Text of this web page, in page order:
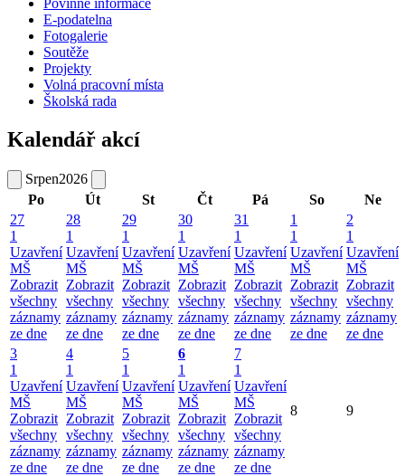
Povinné informace
E-podatelna
Fotogalerie
Soutěže
Projekty
Volná pracovní místa
Školská rada
Kalendář akcí
Srpen2026
Po
Út St Čt Pá So
Ne
27
1
Uzavření
MŠ
Zobrazit
všechny
záznamy
ze dne
28
1
Uzavření
MŠ
Zobrazit
všechny
záznamy
ze dne
29
1
Uzavření
MŠ
Zobrazit
všechny
záznamy
ze dne
30
1
Uzavření
MŠ
Zobrazit
všechny
záznamy
ze dne
31
1
Uzavření
MŠ
Zobrazit
všechny
záznamy
ze dne
1
1
Uzavření
MŠ
Zobrazit
všechny
záznamy
ze dne
2
1
Uzavření
MŠ
Zobrazit
všechny
záznamy
ze dne
3
1
Uzavření
MŠ
Zobrazit
všechny
záznamy
ze dne
4
1
Uzavření
MŠ
Zobrazit
všechny
záznamy
ze dne
5
1
Uzavření
MŠ
Zobrazit
všechny
záznamy
ze dne
6
1
Uzavření
MŠ
Zobrazit
všechny
záznamy
ze dne
7
1
Uzavření
MŠ
Zobrazit
všechny
záznamy
ze dne
8 9